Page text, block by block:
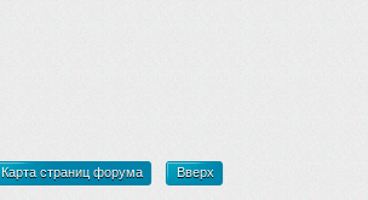
Карта страниц форума Вверх